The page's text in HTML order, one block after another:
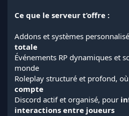
Ce que le serveur t’offre :
Addons et systèmes
totale
Événements RP dynamiques et
monde
Roleplay structuré et profond, où
compte
Discord actif et organisé, pour
interactions entre joueurs